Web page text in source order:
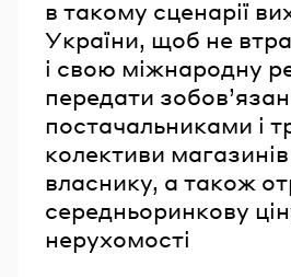
в такому сценарії
України, щоб не
і свою міжнародну
передати
постачальниками і
колективи
власнику, а також
середньоринкову
нерухомості